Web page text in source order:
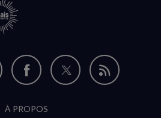
Nous
sur
Nous
Flux
À PROPOS